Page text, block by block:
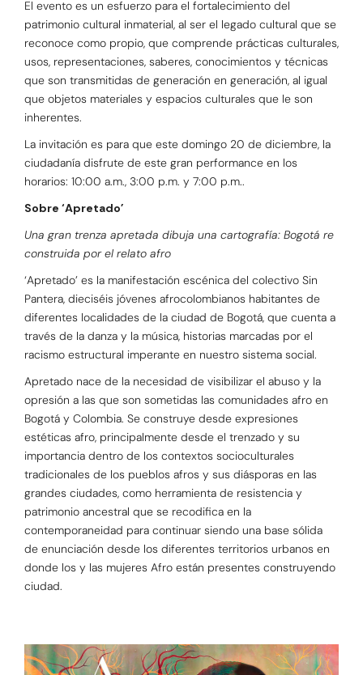
El evento es un esfuerzo para el fortalecimiento del
patrimonio cultural inmaterial, al ser el legado cultural que se
reconoce como propio, que comprende prácticas culturales,
usos, representaciones, saberes, conocimientos y técnicas
que son transmitidas de generación en generación, al igual
que objetos materiales y espacios culturales que le son
inherentes.
La invitación es para que este domingo 20 de diciembre, la
ciudadanía disfrute de este gran performance en los
horarios: 10:00 a.m., 3:00 p.m. y 7:00 p.m..
Sobre ‘Apretado’
Una gran trenza apretada dibuja una cartografía: Bogotá re
construida por el relato afro
‘Apretado’ es la manifestación escénica del colectivo Sin
Pantera, dieciséis jóvenes afrocolombianos habitantes de
diferentes localidades de la ciudad de Bogotá, que cuenta a
través de la danza y la música, historias marcadas por el
racismo estructural imperante en nuestro sistema social.
Apretado nace de la necesidad de visibilizar el abuso y la
opresión a las que son sometidas las comunidades afro en
Bogotá y Colombia. Se construye desde expresiones
estéticas afro, principalmente desde el trenzado y su
importancia dentro de los contextos socioculturales
tradicionales de los pueblos afros y sus diásporas en las
grandes ciudades, como herramienta de resistencia y
patrimonio ancestral que se recodifica en la
contemporaneidad para continuar siendo una base sólida
de enunciación desde los diferentes territorios urbanos en
donde los y las mujeres Afro están presentes construyendo
ciudad.